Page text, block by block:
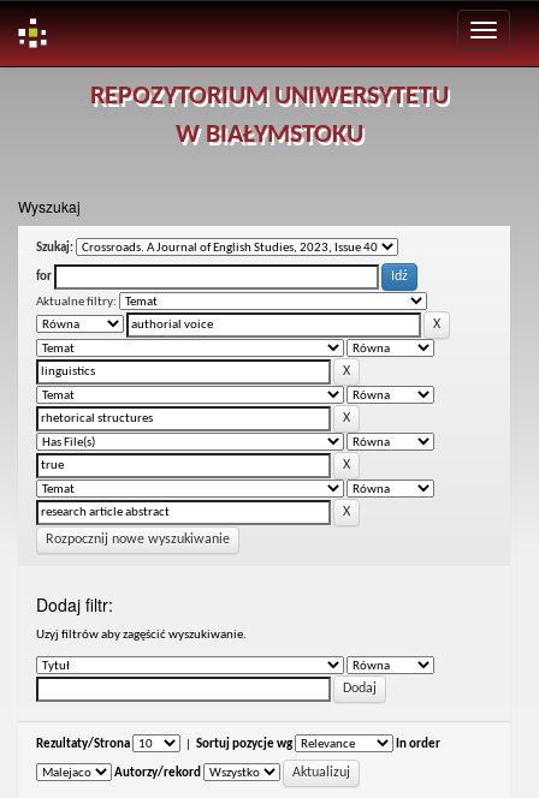
REPOZYTORIUM UNIWERSYTETU
W BIAŁYMSTOKU
Wyszukaj
Szukaj:
for
Aktualne filtry:
Rozpocznij nowe wyszukiwanie
Dodaj filtr:
Uzyj filtrów aby zagęścić wyszukiwanie.
Rezultaty/Strona Sortuj pozycje wg In order
Autorzy/rekord